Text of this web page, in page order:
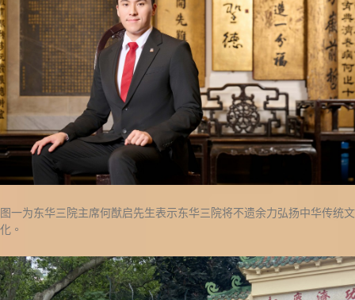
图一为东华三院主席何猷启先生表示东华三院将不遗余力弘扬中华传统文
化。